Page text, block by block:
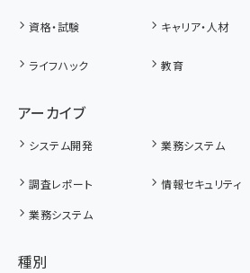
資格・試験 キャリア・人材
ライフハック
教育
アーカイブ
システム開発 業務システム
調査レポート
情報セキュリティ
業務システム
種別